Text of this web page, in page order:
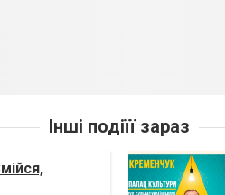
Інші подіїї зараз